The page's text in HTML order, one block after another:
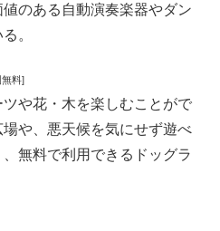
のある自動演奏楽器やダン
。
料]
や花・木を楽しむことがで
や、悪天候を気にせず遊べ
無料で利用できるドッグラ